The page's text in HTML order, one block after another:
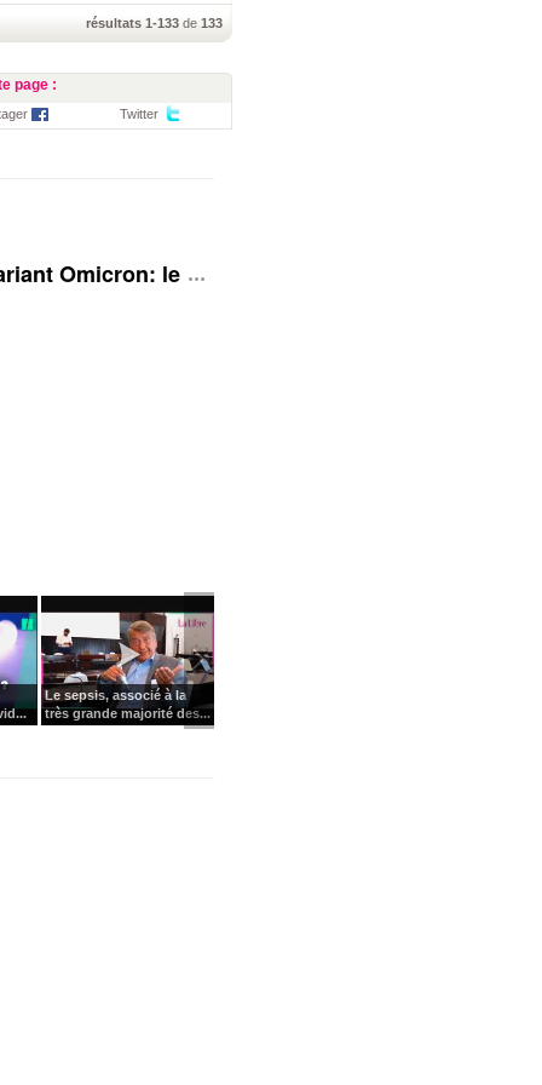
résultats 1-133 de 133
page :
Twitter
Omicron: le Royaume-Uni rehausse son
Le sepsis, associé à la
très grande majorité des...